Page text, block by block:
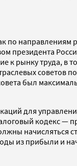
по направлениям
президента
к рынку труда, в
был
для
кодекс —
из прибыли и